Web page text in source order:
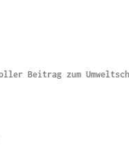
Beitrag zum